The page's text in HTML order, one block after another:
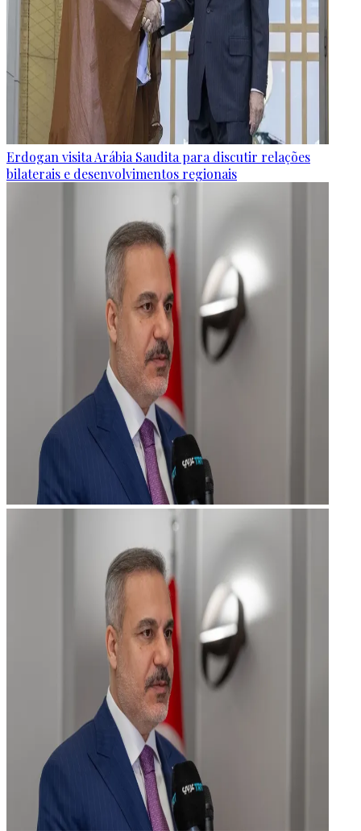
Erdogan visita Arábia Saudita para discutir relações
bilaterais e desenvolvimentos regionais